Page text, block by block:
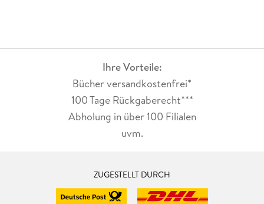
Ihre Vorteile:
Bücher versandkostenfrei*
100 Tage Rückgaberecht***
Abholung in über 100 Filialen
uvm.
ZUGESTELLT DURCH